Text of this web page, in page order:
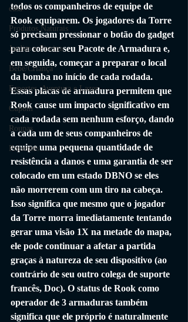
casa
Produtos Naturais
Jardim e Piscina
Bebê/Criança
Esportes, Aventura e Lazer
Cupom
Roupas
Presentes
todos os companheiros de equipe de
Rook equiparem. Os jogadores da Torre
só precisam pressionar o botão do gadget
para colocar seu Pacote de Armadura e,
em seguida, começar a preparar o local
da bomba no início de cada rodada.
Essas placas de armadura permitem que
Rook cause um impacto significativo em
cada rodada sem nenhum esforço, dando
a cada um de seus companheiros de
equipe uma pequena quantidade de
resistência a danos e uma garantia de ser
colocado em um estado DBNO se eles
não morrerem com um tiro na cabeça.
Isso significa que mesmo que o jogador
da Torre morra imediatamente tentando
gerar uma visão 1X na metade do mapa,
ele pode continuar a afetar a partida
graças à natureza de seu dispositivo (ao
contrário de seu outro colega de suporte
francês, Doc). O status de Rook como
operador de 3 armaduras também
significa que ele próprio é naturalmente